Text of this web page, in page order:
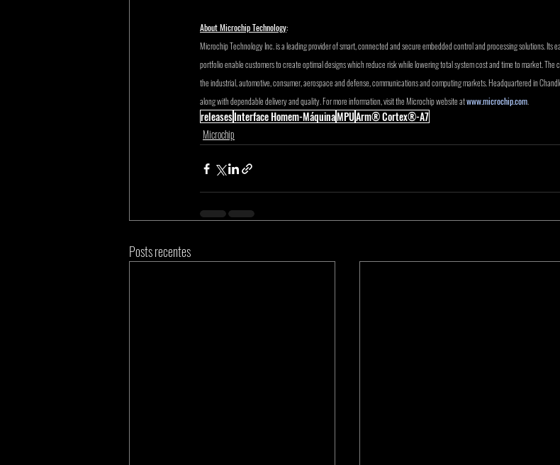
About Microchip Technology:
Microchip Technology Inc. is a leading provider of smart, connected and secure embedded control and processing solutions. Its
portfolio enable customers to create optimal designs which reduce risk while lowering total system cost and time to market. The
the industrial, automotive, consumer, aerospace and defense, communications and computing markets. Headquartered in
along with dependable delivery and quality. For more information, visit the Microchip website at www.microchip.com.
releasesInterface Homem-MáquinaMPUArm® Cortex®-A7
Microchip
Posts recentes